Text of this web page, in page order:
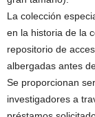
La colección
en la historia de la
repositorio de
albergadas antes
Se proporcionan
investigadores a